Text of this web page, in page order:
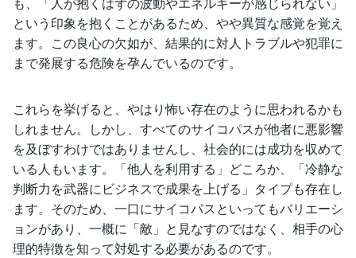
という印象を抱くことがあるため、やや異質な感覚を覚え
ます。この良心の欠如が、結果的に対人トラブルや犯罪に
まで発展する危険を孕んでいるのです。
これらを挙げると、やはり怖い存在のように思われるかも
しれません。しかし、すべてのサイコパスが他者に悪影響
を及ぼすわけではありませんし、社会的には成功を収めて
いる人もいます。「他人を利用する」どころか、「冷静な
判断力を武器にビジネスで成果を上げる」タイプも存在し
ます。そのため、一口にサイコパスといってもバリエーシ
ョンがあり、一概に「敵」と見なすのではなく、相手の心
理的特徴を知って対処する必要があるのです。